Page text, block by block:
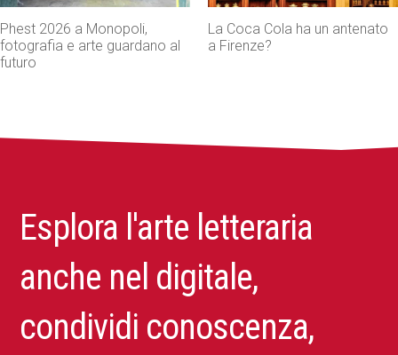
La Coca Cola ha un antenato
a Firenze?
Agenti IA e sicurezza, quando
l’autonomia diventa un rischio
Esplora l'arte letteraria
anche nel digitale,
condividi conoscenza,